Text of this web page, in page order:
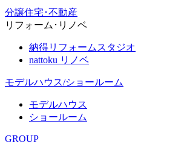
分譲住宅･不動産
リフォーム･リノベ
納得リフォームスタジオ
nattoku リノベ
モデルハウス/ショールーム
モデルハウス
ショールーム
GROUP